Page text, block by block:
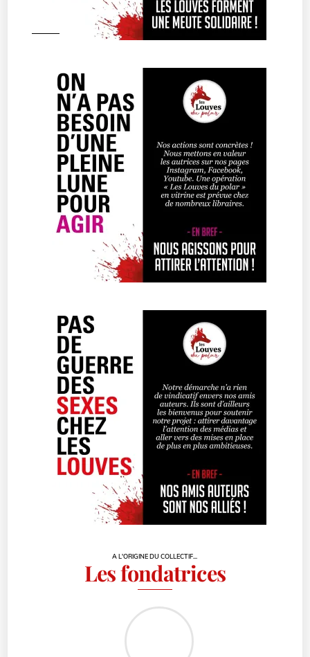
A L'ORIGINE DU COLLECTIF...
Les fondatrices